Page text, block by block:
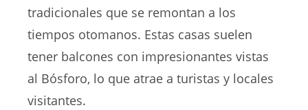
tradicionales que se remontan a los
tiempos otomanos. Estas casas suelen
tener balcones con impresionantes vistas
al Bósforo, lo que atrae a turistas y locales
visitantes.